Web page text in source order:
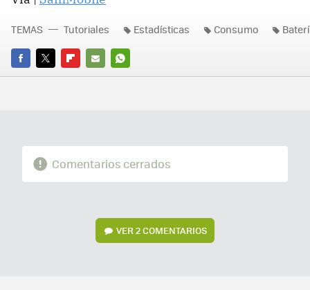
FACEBOOK
TWITTERFLIPBOARD
E-
WHATSAPP
TEMAS Tutoriales Estadísticas Consumo
Comentarios cerrados
VER2 COMENTARIOS